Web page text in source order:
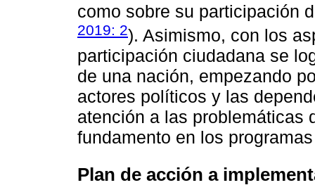
como sobre su participación
2019: 2). Asimismo, con los
participación ciudadana se
de una nación, empezando
actores políticos y las
atención a las problemáticas
fundamento en los
Plan de acción a